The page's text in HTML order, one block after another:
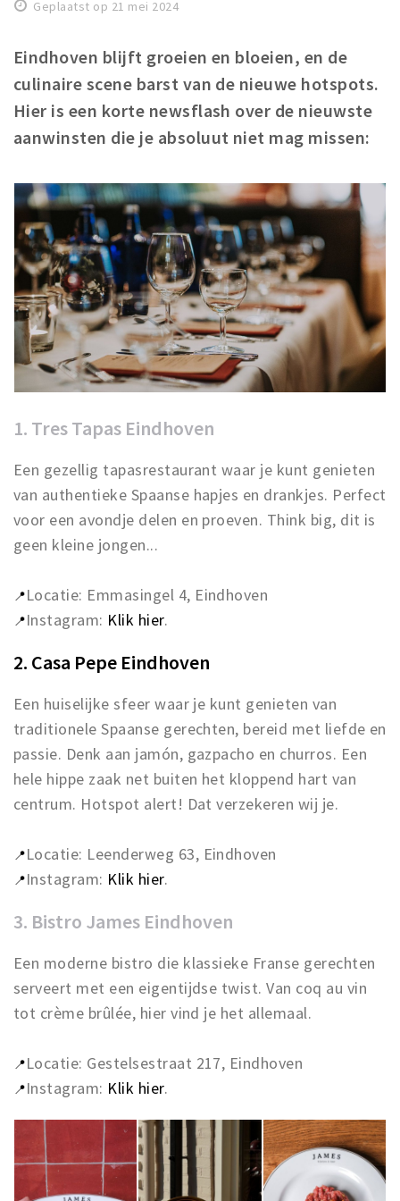
Werken
Aanbiedingen
Ook reclame maken?
Inloggen
Geplaatst op 21 mei 2024
Eindhoven blijft groeien en bloeien, en de
culinaire scene barst van de nieuwe hotspots.
Hier is een korte newsflash over de nieuwste
aanwinsten die je absoluut niet mag missen:
1. Tres Tapas Eindhoven
Een gezellig tapasrestaurant waar je kunt genieten
van authentieke Spaanse hapjes en drankjes. Perfect
voor een avondje delen en proeven. Think big, dit is
geen kleine jongen...
📍Locatie: Emmasingel 4, Eindhoven
📍Instagram: Klik hier.
2. Casa Pepe Eindhoven
Een huiselijke sfeer waar je kunt genieten van
traditionele Spaanse gerechten, bereid met liefde en
passie. Denk aan jamón, gazpacho en churros. Een
hele hippe zaak net buiten het kloppend hart van
centrum. Hotspot alert! Dat verzekeren wij je.
📍Locatie: Leenderweg 63, Eindhoven
📍Instagram: Klik hier.
3. Bistro James Eindhoven
Een moderne bistro die klassieke Franse gerechten
serveert met een eigentijdse twist. Van coq au vin
tot crème brûlée, hier vind je het allemaal.
📍Locatie: Gestelsestraat 217, Eindhoven
📍Instagram: Klik hier.